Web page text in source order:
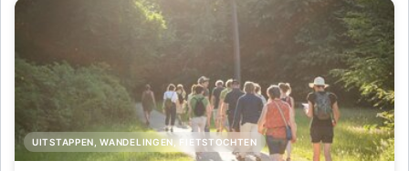
UITSTAPPEN, WANDELINGEN, FIETSTOCHTEN